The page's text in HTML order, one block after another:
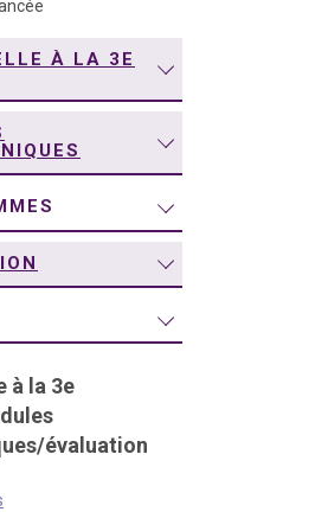
À LA 3E
à la 3e
/évaluation